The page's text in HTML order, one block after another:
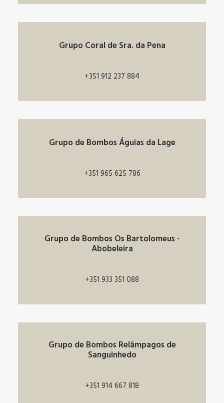
Grupo Coral de Sra. da Pena
+351 912 237 884
Grupo de Bombos Águias da Lage
+351 965 625 786
Grupo de Bombos Os Bartolomeus -
Abobeleira
+351 933 351 088
Grupo de Bombos Relâmpagos de
Sanguinhedo
+351 914 667 818